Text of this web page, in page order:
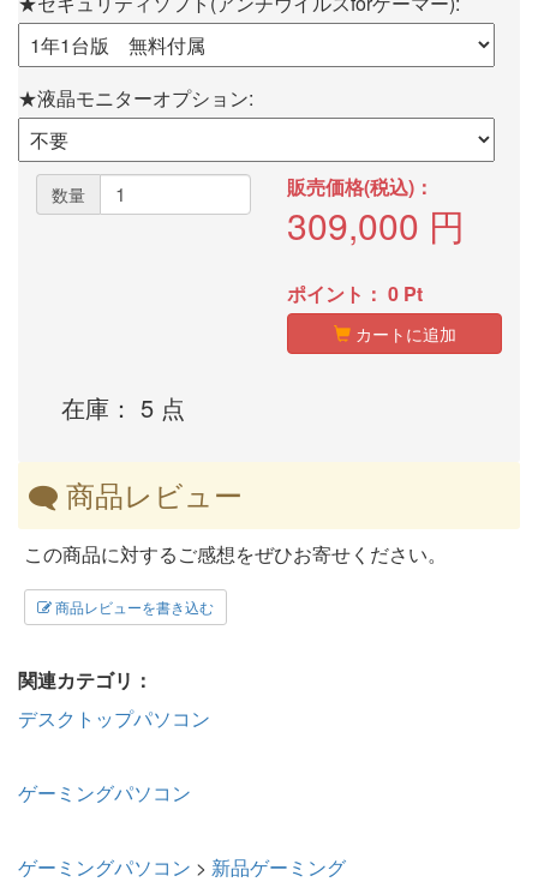
★液晶モニターオプション:
数量
在庫： 5 点
販売価格(税込)：
309,000 円
ポイント： 0 Pt
カートに追加
商品レビュー
この商品に対するご感想をぜひお寄せください。
商品レビューを書き込む
関連カテゴリ：
デスクトップパソコン
ゲーミングパソコン
ゲーミングパソコン > 新品ゲーミング